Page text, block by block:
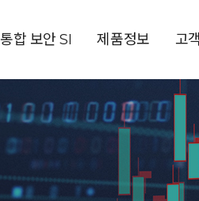
통합 보안 SI 제품정보 고